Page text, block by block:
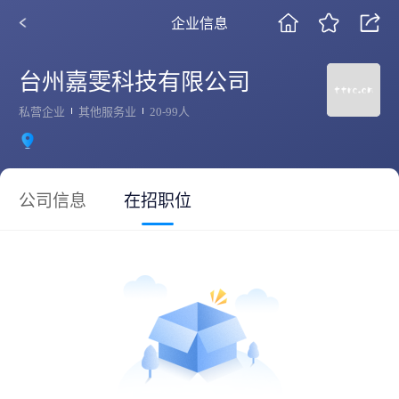
企业信息
台州嘉雯科技有限公司
私营企业 其他服务业 20-99人
公司信息 在招职位